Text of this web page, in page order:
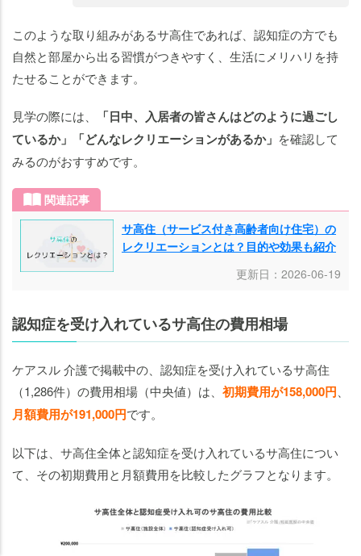
このような取り組みがあるサ高住であれば、認知症の方でも
自然と部屋から出る習慣がつきやすく、生活にメリハリを持
たせることができます。
見学の際には、
「日中、入居者の皆さんはどのように過ごし
ているか」「どんなレクリエーションがあるか」 を確認して
みるのがおすすめです。
関連記事
サ高住（サービス付き高齢者向け住宅）の
レクリエーションとは？目的や効果も紹介
更新日：2026-06-19
認知症を受け入れているサ高住の費用相場
ケアスル 介護で掲載中の、認知症を受け入れているサ高住
（1,286件）の費用相場（中央値）は、 初期費用が158,000円
月額費用が191,000円です。
以下は、サ高住全体と認知症を受け入れているサ高住につい
て、その初期費用と月額費用を比較したグラフとなります。